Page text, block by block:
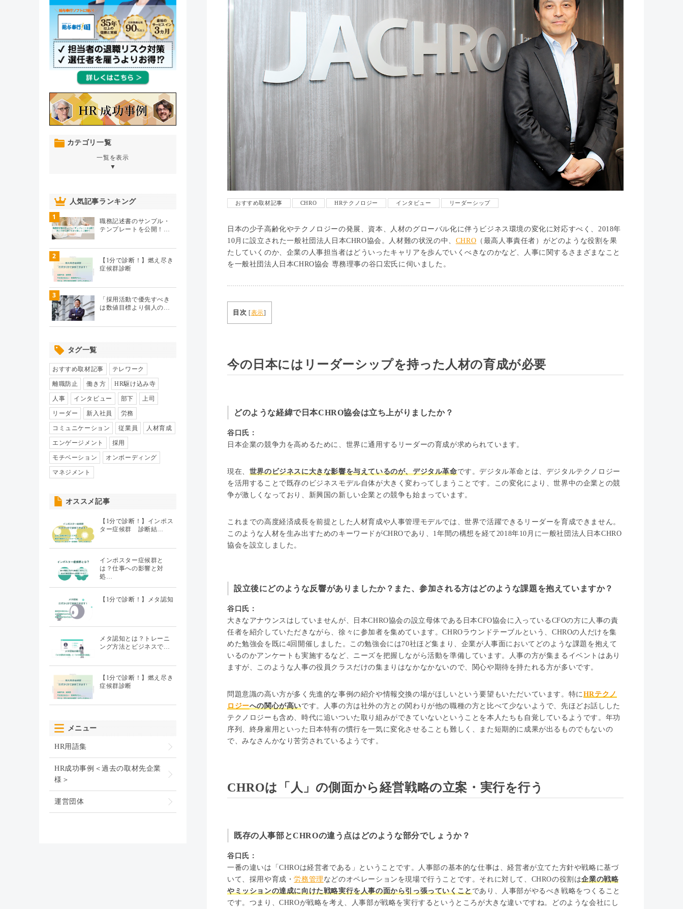
おすすめ取材記事 CHRO HRテクノロジー インタビュー リーダーシップ
日本の少子高齢化やテクノロジーの発展、資本、人材のグローバル化に伴うビジネス環境の変化に対応すべく、2018年
10月に設立された一般社団法人日本CHRO協会。人材難の状況の中、 CHRO （最高人事責任者）がどのような役割を果
たしていくのか、企業の人事担当者はどういったキャリアを歩んでいくべきなのかなど、人事に関するさまざまなこと
を一般社団法人日本CHRO協会 専務理事の谷口宏氏に伺いました。
目次 [表示]
今の日本にはリーダーシップを持った人材の育成が必要
どのような経緯で日本CHRO協会は立ち上がりましたか？
谷口氏：
日本企業の競争力を高めるために、世界に通用するリーダーの育成が求められています。
現在、 世界のビジネスに大きな影響を与えているのが、デジタル革命です。デジタル革命とは、デジタルテクノロジー
を活用することで既存のビジネスモデル自体が大きく変わってしまうことです。この変化により、世界中の企業との競
争が激しくなっており、新興国の新しい企業との競争も始まっています。
これまでの高度経済成長を前提とした人材育成や人事管理モデルでは、世界で活躍できるリーダーを育成できません。
このような人材を生み出すためのキーワードがCHROであり、1年間の構想を経て2018年10月に一般社団法人日本CHRO
協会を設立しました。
設立後にどのような反響がありましたか？また、参加される方はどのような課題を抱えていますか？
谷口氏：
大きなアナウンスはしていませんが、日本CHRO協会の設立母体である日本CFO協会に入っているCFOの方に人事の責
任者を紹介していただきながら、徐々に参加者を集めています。CHROラウンドテーブルという、CHROの人だけを集
めた勉強会を既に4回開催しました。この勉強会には70社ほど集まり、企業が人事面においてどのような課題を抱えて
いるのかアンケートも実施するなど、ニーズを把握しながら活動を準備しています。人事の方が集まるイベントはあり
ますが、このような人事の役員クラスだけの集まりはなかなかないので、関心や期待を持たれる方が多いです。
問題意識の高い方が多く先進的な事例の紹介や情報交換の場がほしいという要望もいただいています。特にHRテクノ
ロジーへの関心が高いです。人事の方は社外の方との関わりが他の職種の方と比べて少ないようで、先ほどお話しした
テクノロジーも含め、時代に追いついた取り組みができていないということを本人たちも自覚しているようです。年功
序列、終身雇用といった日本特有の慣行を一気に変化させることも難しく、また短期的に成果が出るものでもないの
で、みなさんかなり苦労されているようです。
CHROは「人」の側面から経営戦略の立案・実行を行う
既存の人事部とCHROの違う点はどのような部分でしょうか？
谷口氏：
一番の違いは「CHROは経営者である」ということです。人事部の基本的な仕事は、経営者が立てた方針や戦略に基づ
いて、採用や育成・労務管理 などのオペレーションを現場で行うことです。それに対して、CHROの役割は企業の戦略
やミッションの達成に向けた戦略実行を人事の面から引っ張っていくことであり、人事部がやるべき戦略をつくること
です。つまり、CHROが戦略を考え、人事部が戦略を実行するというところが大きな違いですね。どのような会社にし
カテゴリ一覧
一覧を表示
▼
人材育成・開発・研修 （106）
エンゲージメント（104）
パフォーマンス管理（112）
HR駆け込み寺
HRの基本（33）
リクルーティング（19）
給与制度・設計（8）
人事異動・配置（7）
人気記事ランキング
1
職務記述書のサンプル・
テンプレートを公開！…
2
【1分で診断！】燃え尽き
症候群診断
3
「採用活動で優先すべき
は数値目標より個人の…
タグ一覧
おすすめ取材記事 テレワーク
離職防止 働き方 HR駆け込み寺
人事 インタビュー 部下 上司
リーダー 新入社員 労務
コミュニケーション 従業員 人材育成
エンゲージメント 採用
モチベーション オンボーディング
マネジメント
オススメ記事
【1分で診断！】インポス
ター症候群 診断結…
インポスター症候群と
は？仕事への影響と対
処…
【1分で診断！】メタ認知
メタ認知とは？トレーニ
ング方法とビジネスで…
【1分で診断！】燃え尽き
症候群診断
メニュー
HR用語集
HR成功事例＜過去の取材先企業
様＞
運営団体